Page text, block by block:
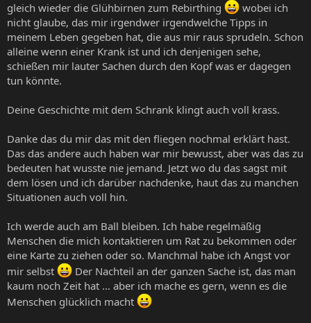
gleich wieder die Glühbirnen zum Rebirthing
wobei ich
nicht glaube, das mir irgendwer irgendwelche Tipps in
meinem Leben gegeben hat, die aus mir raus sprudeln. Schon
alleine wenn einer Krank ist und ich denjenigen sehe,
schießen mir lauter Sachen durch den Kopf was er dagegen
tun könnte.
Deine Geschichte mit dem Schrank klingt auch voll krass.
Danke das du mir das mit den fliegen nochmal erklärt hast.
Das das andere auch haben war mir bewusst, aber was das zu
bedeuten hat wusste nie jemand. Jetzt wo du das sagst mit
dem lösen und ich darüber nachdenke, haut das zu manchen
Situationen auch voll hin.
Ich werde auch am Ball bleiben. Ich habe regelmäßig
Menschen die mich kontaktieren um Rat zu bekommen oder
eine Karte zu ziehen oder so. Manchmal habe ich Angst vor
mir selbst
Der Nachteil an der ganzen Sache ist, das man
kaum noch Zeit hat … aber ich mache es gern, wenn es die
Menschen glücklich macht